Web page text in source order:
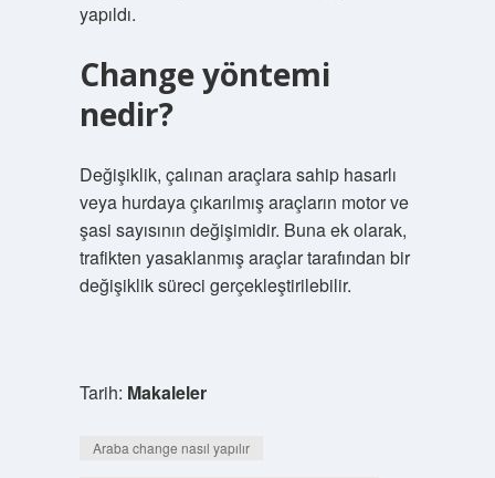
yapıldı.
Change yöntemi
nedir?
Değişiklik, çalınan araçlara sahip hasarlı
veya hurdaya çıkarılmış araçların motor ve
şasi sayısının değişimidir. Buna ek olarak,
trafikten yasaklanmış araçlar tarafından bir
değişiklik süreci gerçekleştirilebilir.
Tarih: Makaleler
Araba change nasıl yapılır